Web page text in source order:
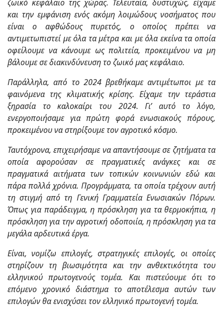
ζωικό κεφάλαιο της χώρας. Τελευταία, δυστυχώς, είχαμε
και την εμφάνιση ενός ακόμη λοιμώδους νοσήματος που
είναι ο αφθώδους πυρετός, ο οποίος πρέπει να
αντιμετωπιστεί με όλα τα μέτρα και με όλα εκείνα τα οποία
οφείλουμε να κάνουμε ως πολιτεία, προκειμένου να μη
βάλουμε σε διακινδύνευση το ζωικό μας κεφάλαιο.
Παράλληλα, από το 2024 βρεθήκαμε αντιμέτωποι με τα
φαινόμενα της κλιματικής κρίσης. Είχαμε την τεράστια
ξηρασία το καλοκαίρι του 2024. Γι’ αυτό το λόγο,
ενεργοποιήσαμε για πρώτη φορά ενωσιακούς πόρους,
προκειμένου να στηρίξουμε τον αγροτικό κόσμο.
Ταυτόχρονα, επιχειρήσαμε να απαντήσουμε σε ζητήματα τα
οποία αφορούσαν σε πραγματικές ανάγκες και σε
πραγματικά αιτήματα των τοπικών κοινωνιών εδώ και
πάρα πολλά χρόνια. Προγράμματα, τα οποία τρέχουν αυτή
τη στιγμή από τη Γενική Γραμματεία Ενωσιακών Πόρων.
Όπως για παράδειγμα, η πρόσκληση για τα θερμοκήπια, η
πρόσκληση για την αγροτική οδοποιία, η πρόσκληση για τα
μεγάλα αρδευτικά έργα.
Είναι, νομίζω επιλογές, στρατηγικές επιλογές, οι οποίες
στηρίζουν τη βιωσιμότητα και την ανθεκτικότητα του
ελληνικού πρωτογενούς τομέα. Και πιστεύουμε ότι το
επόμενο χρονικό διάστημα το αποτέλεσμα αυτών των
επιλογών θα ενισχύσει τον ελληνικό πρωτογενή τομέα.